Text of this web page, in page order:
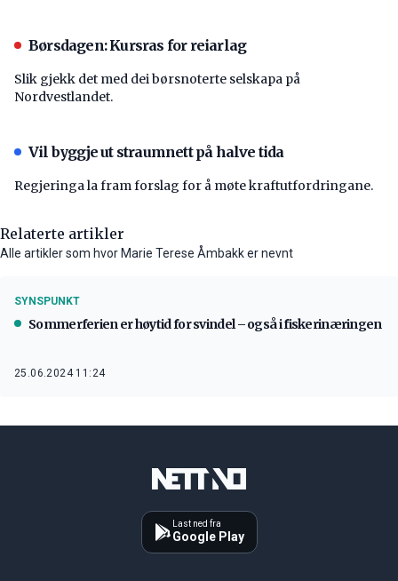
Børsdagen: Kursras for reiarlag
Slik gjekk det med dei børsnoterte selskapa på
Nordvestlandet.
Vil byggje ut straumnett på halve tida
Regjeringa la fram forslag for å møte kraftutfordringane.
Relaterte artikler
Alle artikler som hvor Marie Terese Åmbakk er nevnt
SYNSPUNKT
Sommerferien er høytid for svindel – også i fiskerinæringen
25.06.2024 11:24
Last ned fra
Google Play